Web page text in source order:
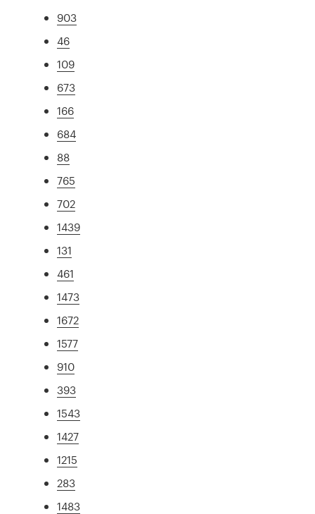
903
46
109
673
166
684
88
765
702
1439
131
461
1473
1672
1577
910
393
1543
1427
1215
283
1483